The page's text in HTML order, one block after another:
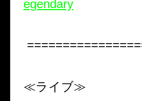
egendary
≪ライブ≫